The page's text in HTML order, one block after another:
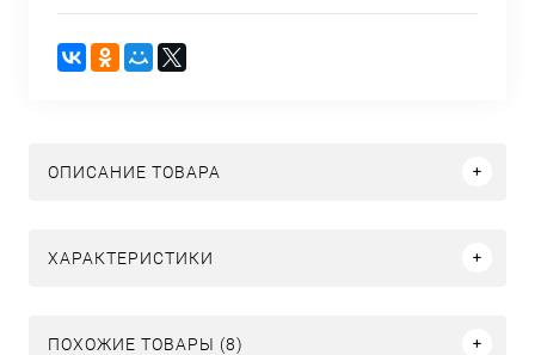
ОПИСАНИЕ ТОВАРА
ХАРАКТЕРИСТИКИ
ПОХОЖИЕ ТОВАРЫ (8)